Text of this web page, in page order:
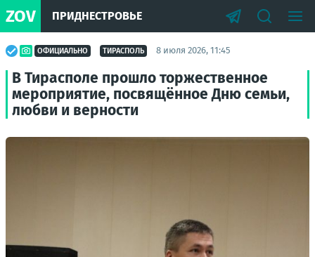
ZOV ПРИДНЕСТРОВЬЕ
ОФИЦИАЛЬНО ТИРАСПОЛЬ 8 июля 2026, 11:45
В Тирасполе прошло торжественное
мероприятие, посвящённое Дню семьи,
любви и верности